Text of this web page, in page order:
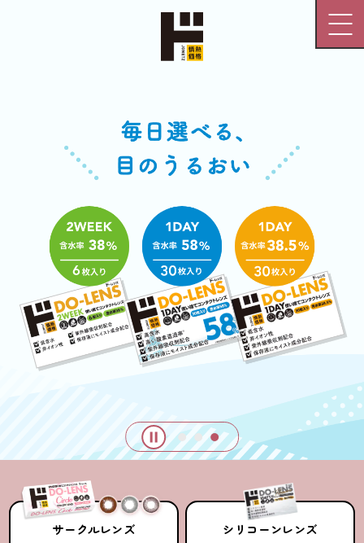
サークルレンズ シリコーンレンズ